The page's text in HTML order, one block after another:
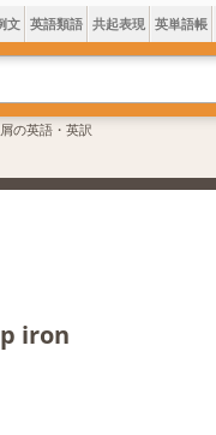
文 英語類語 共起表現 英単語帳
の英語・英訳
iron